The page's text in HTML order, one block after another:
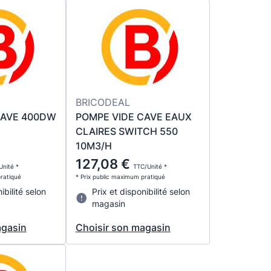
400DW
*
selon
BRICODEAL
POMPE VIDE CAVE EAUX
CLAIRES SWITCH 550
10M3/H
127,08 € TTC/Unité *
* Prix public maximum pratiqué
Prix et disponibilité selon
magasin
Choisir son magasin